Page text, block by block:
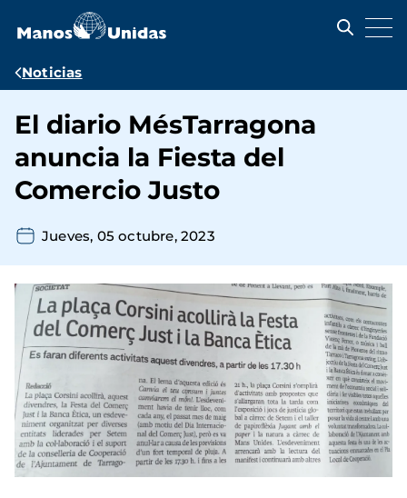
contenido
Ruta
navegación
Noticias
El diario MésTarragona
anuncia la Fiesta del
Comercio Justo
Jueves, 05 octubre, 2023